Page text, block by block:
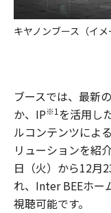
キヤノンブース（イメ
ブースでは、最新
か、IP※1を活用し
ルコンテンツによ
リューションを紹
日（火）から12月
れ、Inter BEEホー
視聴可能です。